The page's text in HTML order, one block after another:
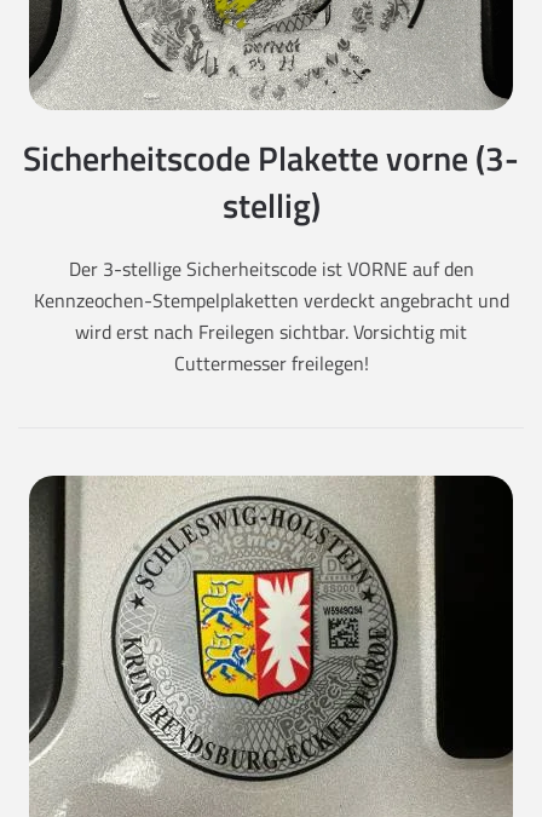
Sicherheitscode Plakette vorne (3-
stellig)
Der 3-stellige Sicherheitscode ist VORNE auf den
Kennzeochen-Stempelplaketten verdeckt angebracht und
wird erst nach Freilegen sichtbar. Vorsichtig mit
Cuttermesser freilegen!